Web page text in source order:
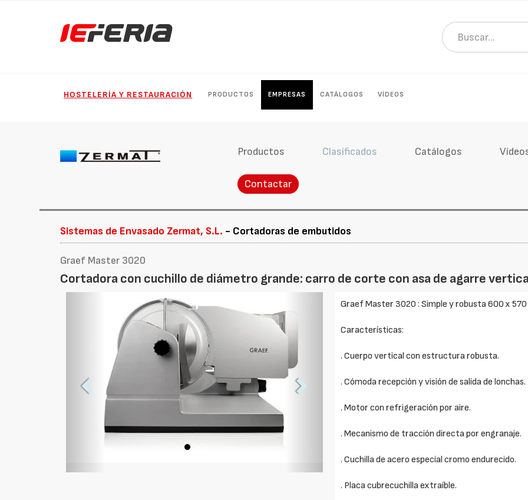
HOSTELERÍA Y RESTAURACIÓN PRODUCTOS EMPRESAS CATÁLOGOS VÍDEOS
Productos Clasificados Catálogos
Contactar
Sistemas de Envasado Zermat, S.L. - Cortadoras de embutidos
Graef Master 3020
Cortadora con cuchillo de diámetro grande: carro de corte con asa de agarre
Anterior
Graef Master 3020 : Simple y robusta 600 x
Características:
. Cuerpo vertical con estructura robusta.
. Cómoda recepción y visión de salida de lonchas.
. Motor con refrigeración por aire.
. Mecanismo de tracción directa por engranaje.
. Cuchilla de acero especial cromo endurecido.
. Placa cubrecuchilla extraíble.